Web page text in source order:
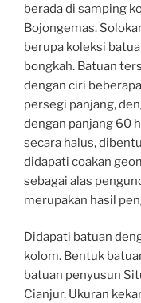
berada di samping
Bojongemas.
berupa koleksi
bongkah. Batuan
dengan ciri
persegi panjang,
dengan panjang 60
secara halus,
didapati coakan
sebagai alas
merupakan hasil
Didapati batuan
kolom. Bentuk
batuan penyusun
Cianjur. Ukuran